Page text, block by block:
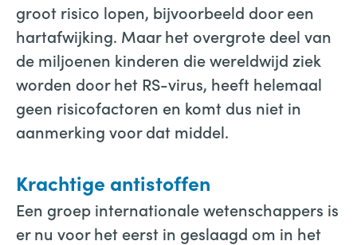
groot risico lopen, bijvoorbeeld door een
hartafwijking. Maar het overgrote deel van
de miljoenen kinderen die wereldwijd ziek
worden door het RS-virus, heeft helemaal
geen risicofactoren en komt dus niet in
aanmerking voor dat middel.
Krachtige antistoffen
Een groep internationale wetenschappers is
er nu voor het eerst in geslaagd om in het